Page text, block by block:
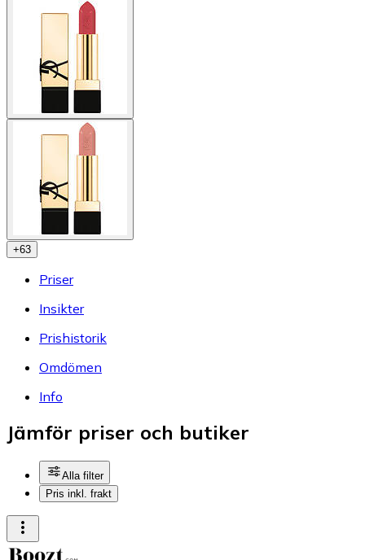
+63
Priser
Insikter
Prishistorik
Omdömen
Info
Jämför priser och butiker
Alla filter
Pris inkl. frakt